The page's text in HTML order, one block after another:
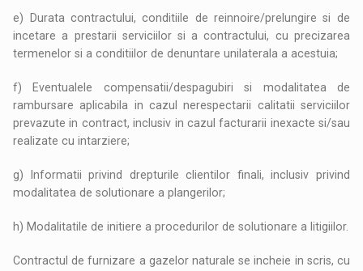
e) Durata contractului, conditiile de reinnoire/prelungire si de
incetare a prestarii serviciilor si a contractului, cu precizarea
termenelor si a conditiilor de denuntare unilaterala a acestuia;
f) Eventualele compensatii/despagubiri si modalitatea de
rambursare aplicabila in cazul nerespectarii calitatii serviciilor
prevazute in contract, inclusiv in cazul facturarii inexacte si/sau
realizate cu intarziere;
g) Informatii privind drepturile clientilor finali, inclusiv privind
modalitatea de solutionare a plangerilor;
h) Modalitatile de initiere a procedurilor de solutionare a litigiilor.
Contractul de furnizare a gazelor naturale se incheie in scris, cu